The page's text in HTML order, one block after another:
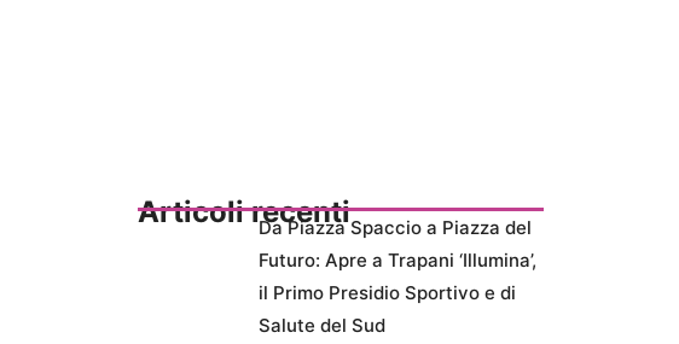
Articoli recentiDa Piazza Spaccio a Piazza del
Futuro: Apre a Trapani ‘Illumina’,
il Primo Presidio Sportivo e di
Salute del Sud